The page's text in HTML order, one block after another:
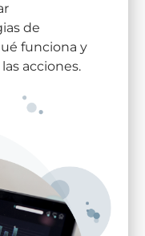
de
funciona y
acciones.